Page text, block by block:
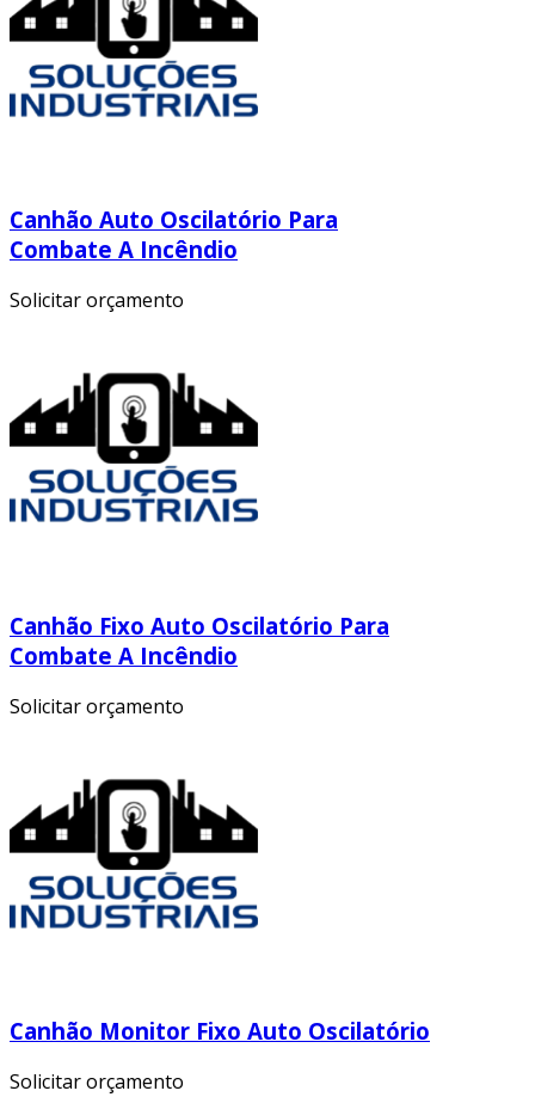
Canhão Auto Oscilatório Para
Combate A Incêndio
Solicitar orçamento
Canhão Fixo Auto Oscilatório Para
Combate A Incêndio
Solicitar orçamento
Canhão Monitor Fixo Auto Oscilatório
Solicitar orçamento